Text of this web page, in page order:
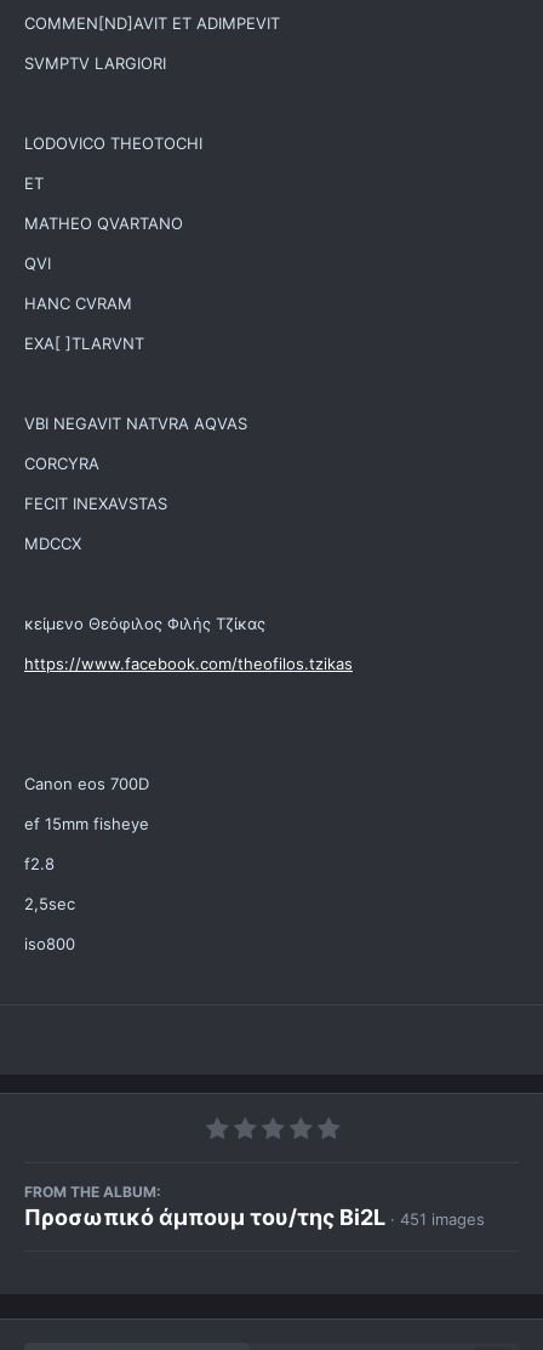
COMMEN[ND]AVIT ET ADIMPEVIT
SVMPTV LARGIORI
LODOVICO THEOTOCHI
ET
MATHEO QVARTANO
QVI
HANC CVRAM
EXA[ ]TLARVNT
VBI NEGAVIT NATVRA AQVAS
CORCYRA
FECIT INEXAVSTAS
MDCCX
κείμενο Θεόφιλος Φιλής Τζίκας
https://www.facebook.com/theofilos.tzikas
Canon eos 700D
ef 15mm fisheye
f2.8
2,5sec
iso800
FROM THE ALBUM:
Προσωπικό άμπουμ του/της Bi2L · 451 images